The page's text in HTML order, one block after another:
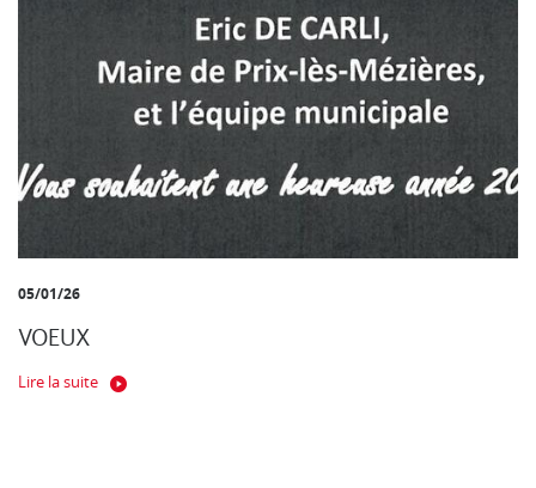
05/01/26
VOEUX
Lire la suite